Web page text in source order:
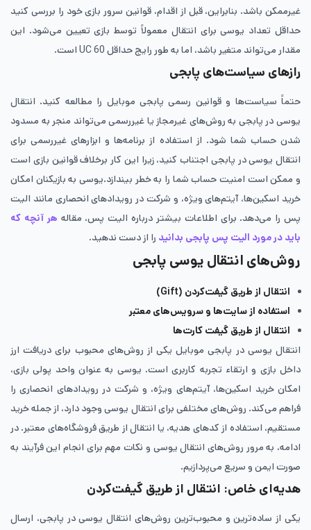
غیرممکن باشد. بنابراین، قبل از اقدام، قوانین سرور بازی خود را بررسی کنید
حداقل تعداد یوسی برای انتقال معمولاً توسط بازی تعیین می‌شود. این
مقدار می‌تواند متغیر باشد، اما به طور رایج حداقل 60 UC است.
رازهای سیاست‌های پابجی
حتماً سیاست‌ها و قوانین رسمی پابجی موبایل را مطالعه کنید. انتقال
یوسی در پابجی به روش‌های غیرمجاز یا غیررسمی می‌تواند منجر به مسدود
شدن حساب شما شود. از استفاده از برنامه‌ها و ابزارهای غیررسمی برای
انتقال یوسی در پابجی اجتناب کنید، زیرا این کار برخلاف قوانین بازی است
و ممکن است امنیت حساب شما را به خطر بیندازد.یوسی به بازیکنان امکان
خرید اسکین‌ها، آیتم‌های ویژه، و شرکت در رویدادهای انحصاری مانند الیت
پس را می‌دهد. برای اطلاعات بیشتر درباره الیت پس، مقاله هر آنچه که
باید در مورد الیت پس پابجی بدانید را از دست ندهید.
روش‌های انتقال یوسی پابجی
انتقال از طریق گیفت‌کردن (Gift)
استفاده از سایت‌ها و سرویس‌های معتبر
انتقال از طریق گیفت کارت‌ها
انتقال یوسی در پابجی موبایل یکی از روش‌های محبوب برای دریافت ارز
داخل بازی و ارتقاء تجربه کاربری است. یوسی به عنوان واحد پولی بازی،
امکان خرید اسکین‌ها، آیتم‌های ویژه، و شرکت در رویدادهای انحصاری را
فراهم می‌کند. روش‌های مختلفی برای انتقال یوسی وجود دارد، از جمله خرید
مستقیم، استفاده از کدهای هدیه، یا انتقال از طریق فروشگاه‌های معتبر. در
ادامه، به مرور روش‌های انتقال یوسی و نکات مهم برای انجام این فرآیند به
صورت ایمن و سریع می‌پردازیم.
هدیه‌ای خاص: انتقال از طریق گیفت‌کردن
یکی از ساده‌ترین و محبوب‌ترین روش‌های انتقال یوسی در پابجی، ارسال